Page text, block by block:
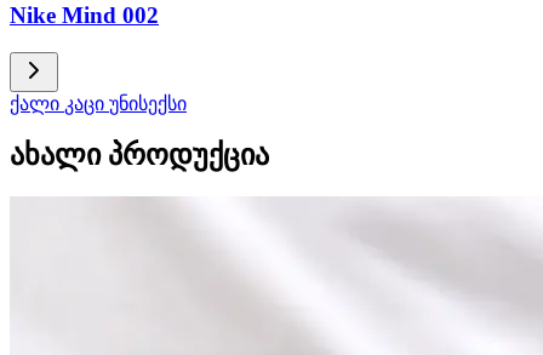
Nike Mind 002
ქალი კაცი უნისექსი
ახალი პროდუქცია